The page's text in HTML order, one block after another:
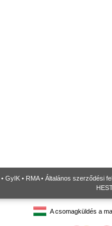
• GyIK • RMA• Általános szerződési
A csomagküldés a